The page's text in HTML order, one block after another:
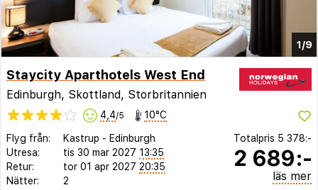
1/9
Staycity Aparthotels West End
Edinburgh, Skottland, Storbritannien
4,4/5 10°C
Flyg från: Kastrup - Edinburgh
Utresa:
tis 30 mar 2027 13:35
Retur:
tor 01 apr 2027 20:35
Nätter:
2
Totalpris 5 378:-
2 689:-
läs mer